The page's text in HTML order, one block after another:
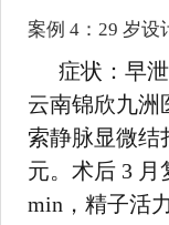
案例 4：29 岁设
症状：早
云南锦欣九洲
索静脉显微结
元。术后 3 月
min，精子活